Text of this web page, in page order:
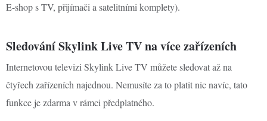
E-shop s TV, přijímači a satelitními komplety).
Sledování Skylink Live TV na více zařízeních
Internetovou televizi Skylink Live TV můžete sledovat až na
čtyřech zařízeních najednou. Nemusíte za to platit nic navíc, tato
funkce je zdarma v rámci předplatného.